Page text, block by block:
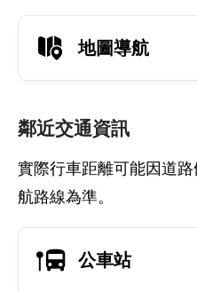
地圖導航
鄰近交通資訊
實際行車距離可能因道
航路線為準。
公車站